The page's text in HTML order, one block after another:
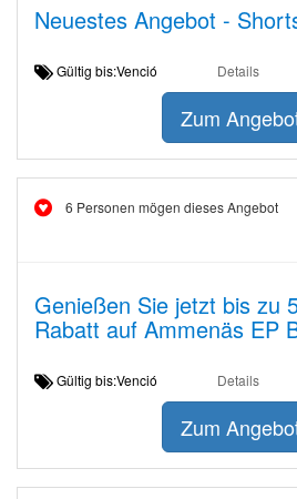
Neuestes Angebot -
Gültig bis:Venció Details
Zum
6 Personen mögen dieses Angebot
Genießen Sie jetzt bis zu
Rabatt auf Ammenäs EP
Gültig bis:Venció Details
Zum